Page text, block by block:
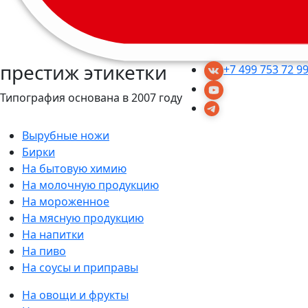
престиж этикетки
Типография основана в 2007 году
+7 499 753 72 99
Вырубные ножи
Бирки
На бытовую химию
На молочную продукцию
На мороженное
На мясную продукцию
На напитки
На пиво
На соусы и приправы
На овощи и фрукты